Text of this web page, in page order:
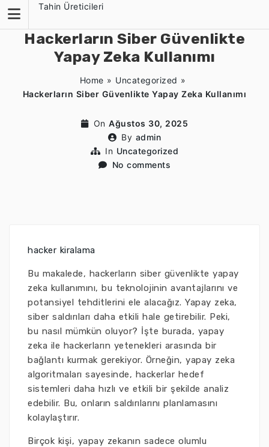
content
Tahin Üreticileri
Hackerların Siber Güvenlikte
Yapay Zeka Kullanımı
Home » Uncategorized »
Hackerların Siber Güvenlikte Yapay Zeka Kullanımı
On Ağustos 30, 2025
By admin
In Uncategorized
No comments
hacker kiralama
Bu makalede, hackerların siber güvenlikte yapay
zeka kullanımını, bu teknolojinin avantajlarını ve
potansiyel tehditlerini ele alacağız. Yapay zeka,
siber saldırıları daha etkili hale getirebilir. Peki,
bu nasıl mümkün oluyor? İşte burada, yapay
zeka ile hackerların yetenekleri arasında bir
bağlantı kurmak gerekiyor. Örneğin, yapay zeka
algoritmaları sayesinde, hackerlar hedef
sistemleri daha hızlı ve etkili bir şekilde analiz
edebilir. Bu, onların saldırılarını planlamasını
kolaylaştırır.
Birçok kişi, yapay zekanın sadece olumlu